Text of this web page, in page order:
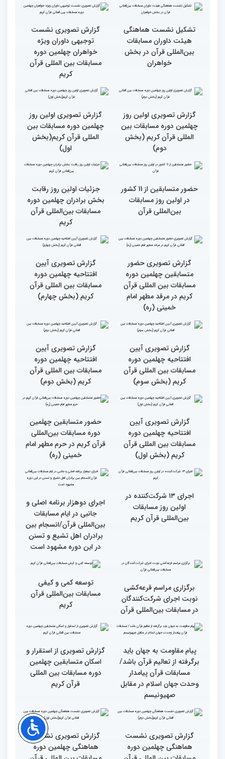
طنینی به وسعت یک جهان/
گزارش توصیفی و حاشیه
نگاری از حال و هوای اولین
روز مسابقات قرآن
جزئیات اولین روز رقابت
بخش بانوان مسابقات
بین‌المللی قرآن کریم
دوره مسابقات بین المللی
قرآن آغاز شد
نوبت اجرای شرکت‌کنندگان
مسابقات بین‌المللی قرآن در
بخش خواهران اعلام شد
تشکیل نشست هماهنگی
هیئت داوران مسابقات
بین‌المللی قرآن در بخش
خواهران
گزارش تصویری نشست
توجیهی داوران ویژه
خواهران چهلمین دوره
مسابقات بین المللی قرآن
کریم
چهلمین دوره مسابقات بین
المللی قرآن کریم (بخش
دوم)
گزارش تصویری اولین روز
چهلمین دوره مسابقات بین
المللی قرآن کریم(بخش
اول)
حضور متسابقین از 11 کشور
در اولین روز مسابقات
بین‌المللی قرآن
جزئیات اولین روز رقابت
مسابقات بین‌المللی قرآن
کریم
گزارش تصویری حضور
متسابقین چهلمین دوره
مسابقات بین المللی قرآن
کریم در مرقد مطهر امام
خمینی (ره)
گزارش تصویری آیین
افتتاحیه چهلمین دوره
مسابقات بین المللی قرآن
کریم (بخش چهارم)
گزارش تصویری آیین
افتتاحیه چهلمین دوره
مسابقات بین المللی قرآن
کریم (بخش سوم)
گزارش تصویری آیین
افتتاحیه چهلمین دوره
مسابقات بین المللی قرآن
مسابقات بین المللی قرآن
کریم (بخش اول)
حضور متسابقین چهلمین
دوره مسابقات بین‌المللی
قرآن کریم در حرم مطهر امام
خمینی (ره)
اجرای ۱۳ شرکت‌کننده در
بین‌المللی قرآن کریم
جانبی در ایام مسابقات
بین‌المللی قرآن/انسجام بین
برادران اهل تشیع و تسنن
در این دوره مشهود است
برگزاری مراسم قرعه‌‌کشی
نوبت اجرای شرکت‌کنندگان
در مسابقات بین‌المللی قرآن
مسابقات بین‌المللی قرآن
کریم